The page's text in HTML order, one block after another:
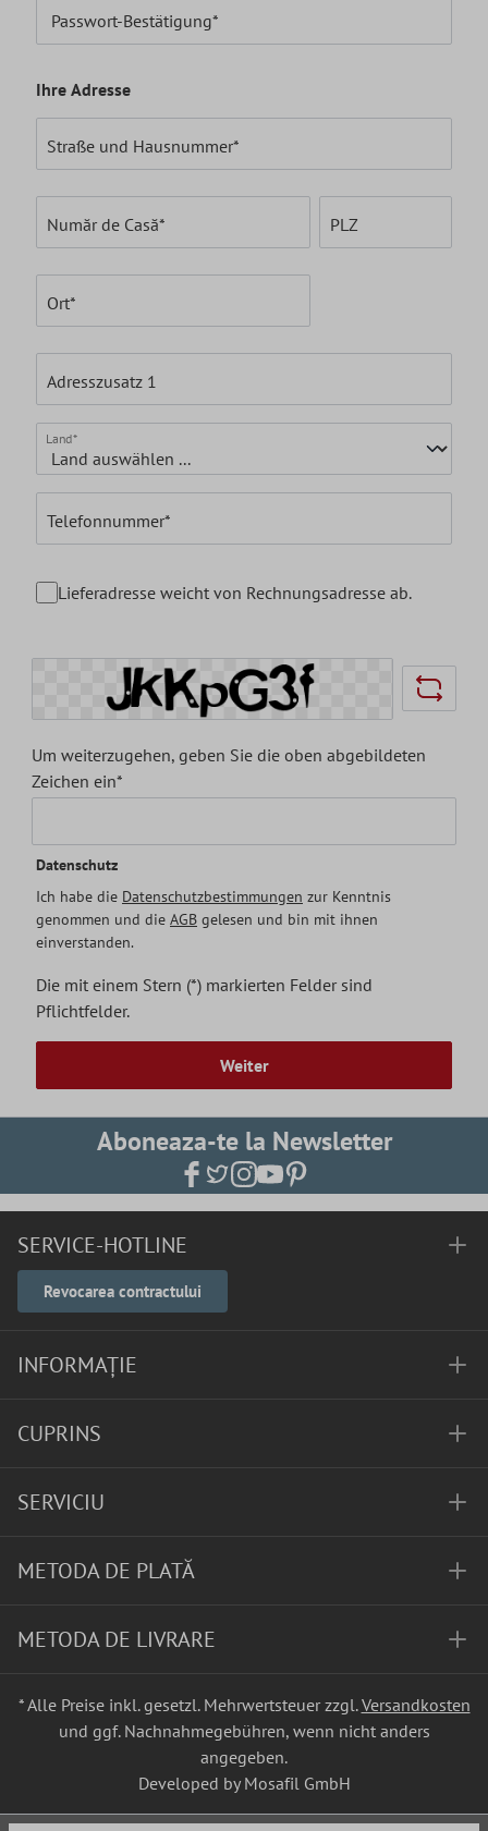
Passwort-Bestätigung*
Ihre Adresse
Straße und Hausnummer*
Număr de Casă* PLZ
Ort*
Adresszusatz 1
Land*
Telefonnummer*
Lieferadresse weicht von Rechnungsadresse ab.
Um weiterzugehen, geben Sie die oben abgebildeten
Zeichen ein*
Datenschutz
Ich habe die Datenschutzbestimmungen zur Kenntnis
genommen und die AGB gelesen und bin mit ihnen
einverstanden.
Die mit einem Stern (*) markierten Felder sind
Pflichtfelder.
Weiter
Aboneaza-te la Newsletter
SERVICE-HOTLINE
Revocarea contractului
INFORMAȚIE
CUPRINS
SERVICIU
METODA DE PLATĂ
METODA DE LIVRARE
* Alle Preise inkl. gesetzl. Mehrwertsteuer zzgl.Versandkosten
und ggf. Nachnahmegebühren, wenn nicht anders
angegeben.
Developed by Mosafil GmbH